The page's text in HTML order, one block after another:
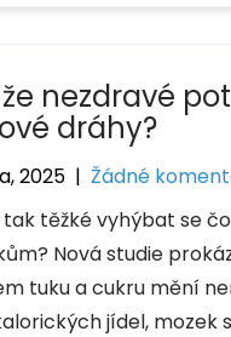
nezdravé
dráhy?
2025 |Žádné
tak těžké vyhýbat se
Nová studie
tuku a cukru mění
jídel, mozek